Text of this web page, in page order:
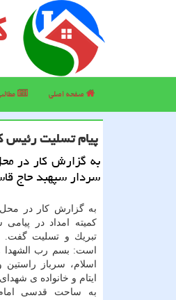
صفحه اصلی
پیام تسلیت رئیس
به گزارش كار در
سردار سپهبد حاج
به گزارش كار در
كمیته امداد در
تبریك و تسلیت گفت.
است: بسم رب الشهدا و
اسلام، سرباز
ایتام و خانواده ی
به ساحت قدسی